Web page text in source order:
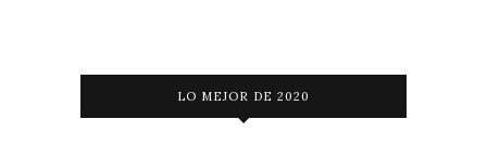
LO MEJOR DE 2020